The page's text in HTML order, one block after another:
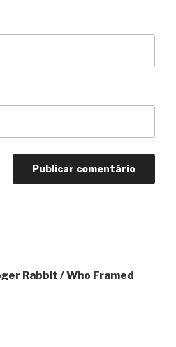
Rabbit / Who Framed